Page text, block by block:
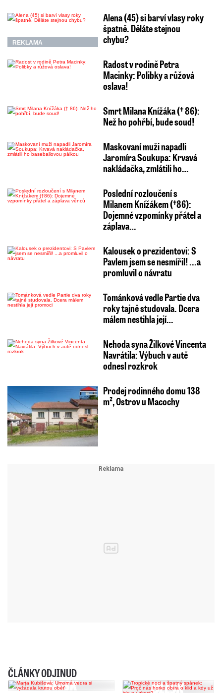
REKLAMA
Alena (45) si barví vlasy roky
špatně. Děláte stejnou
chybu?
Radost v rodině Petra
Macinky: Polibky a růžová
oslava!
Smrt Milana Knížáka († 86):
Než ho pohřbí, bude soud!
Maskovaní muži napadli
Jaromíra Soukupa: Krvavá
nakládačka, zmlátili ho…
Poslední rozloučení s
Milanem Knížákem (†86):
Dojemné vzpomínky přátel a
záplava…
Kalousek o prezidentovi: S
Pavlem jsem se nesmířil! ...a
promluvil o návratu
Tománková vedle Partie dva
roky tajně studovala. Dcera
málem nestihla její…
Nehoda syna Žilkové Vincenta
Navrátila: Výbuch v autě
odnesl rozkrok
Prodej rodinného domu 138
m², Ostrov u Macochy
ČLÁNKY ODJINUD